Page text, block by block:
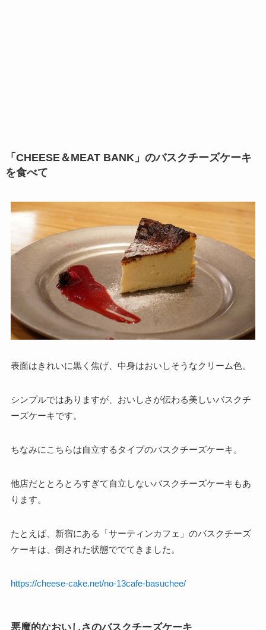
「CHEESE＆MEAT BANK」のバスクチーズケーキ
を食べて
表面はきれいに黒く焦げ、中身はおいしそうなクリーム色。
シンプルではありますが、おいしさが伝わる美しいバスクチ
ーズケーキです。
ちなみにこちらは自立するタイプのバスクチーズケーキ。
他店だととろとろすぎて自立しないバスクチーズケーキもあ
ります。
たとえば、新宿にある「サーティンカフェ」のバスクチーズ
ケーキは、倒された状態ででてきました。
https://cheese-cake.net/no-13cafe-basuchee/
悪魔的なおいしさのバスクチーズケーキ